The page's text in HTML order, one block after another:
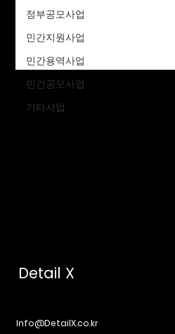
정부공모사업
민간지원사업
민간용역사업
민간공모사업
기타사업
다른 블로그 카테고리로 이
Detail X
Info@DetailX.co.kr